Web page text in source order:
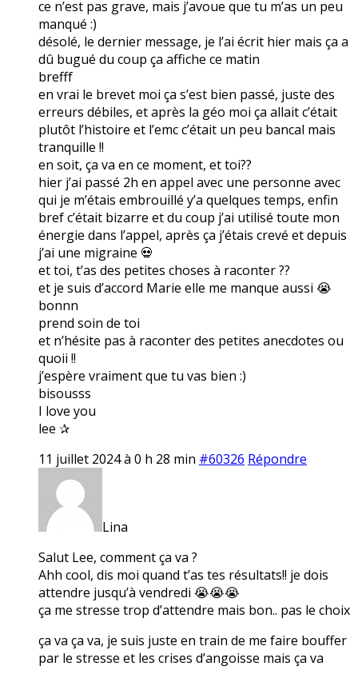
ce n’est pas grave, mais j’avoue que tu m’as un peu
manqué :)
désolé, le dernier message, je l’ai écrit hier mais ça a
dû bugué du coup ça affiche ce matin
brefff
en vrai le brevet moi ça s’est bien passé, juste des
erreurs débiles, et après la géo moi ça allait c’était
plutôt l’histoire et l’emc c’était un peu bancal mais
tranquille !!
en soit, ça va en ce moment, et toi??
hier j’ai passé 2h en appel avec une personne avec
qui je m’étais embrouillé y’a quelques temps, enfin
bref c’était bizarre et du coup j’ai utilisé toute mon
énergie dans l’appel, après ça j’étais crevé et depuis
j’ai une migraine 💀
et toi, t’as des petites choses à raconter ??
et je suis d’accord Marie elle me manque aussi 😭
bonnn
prend soin de toi
et n’hésite pas à raconter des petites anecdotes ou
quoii !!
j’espère vraiment que tu vas bien :)
bisousss
I love you
lee ✰
11 juillet 2024 à 0 h 28 min #60326 Répondre
Lina
Salut Lee, comment ça va ?
Ahh cool, dis moi quand t’as tes résultats!! je dois
attendre jusqu’à vendredi 😭😭😭
ça me stresse trop d’attendre mais bon.. pas le choix
ça va ça va, je suis juste en train de me faire bouffer
par le stresse et les crises d’angoisse mais ça va